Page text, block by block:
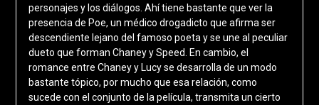
personajes y los diálogos. Ahí tiene bastante que ver la
presencia de Poe, un médico drogadicto que afirma ser
descendiente lejano del famoso poeta y se une al peculiar
dueto que forman Chaney y Speed. En cambio, el
romance entre Chaney y Lucy se desarrolla de un modo
bastante tópico, por mucho que esa relación, como
sucede con el conjunto de la película, transmita un cierto